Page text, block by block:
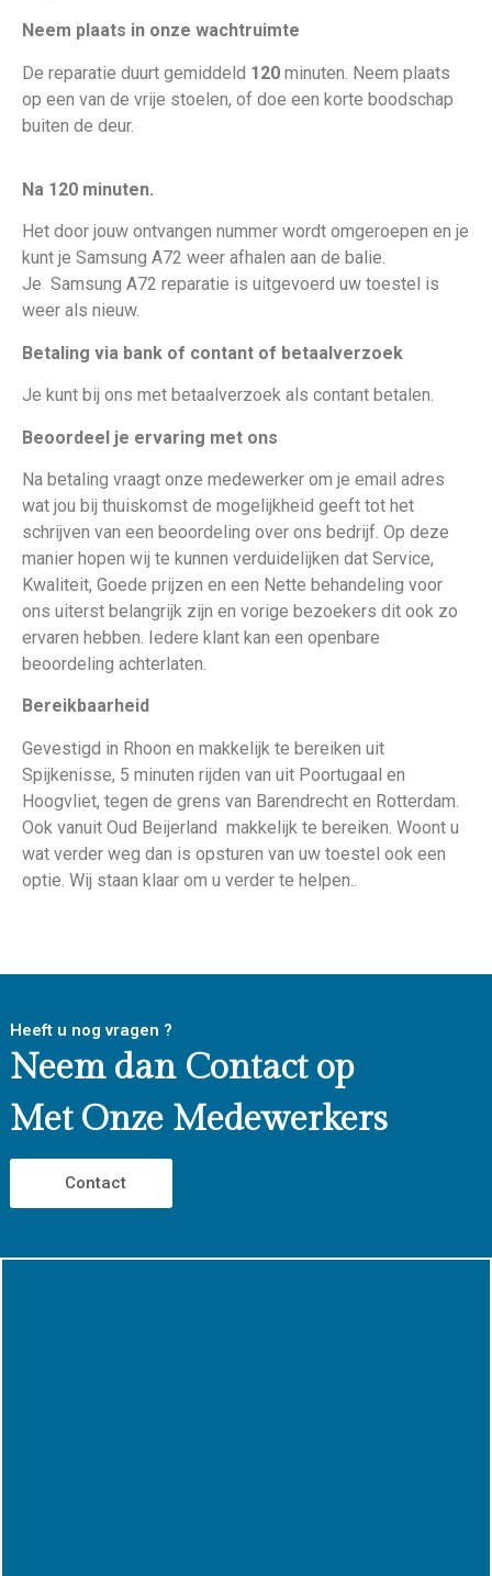
Neem plaats in onze wachtruimte
De reparatie duurt gemiddeld 120 minuten. Neem plaats
op een van de vrije stoelen, of doe een korte boodschap
buiten de deur.
Na 120 minuten.
Het door jouw ontvangen nummer wordt omgeroepen en je
kunt je Samsung A72 weer afhalen aan de balie.
Je Samsung A72 reparatie is uitgevoerd uw toestel is
weer als nieuw.
Betaling via bank of contant of betaalverzoek
Je kunt bij ons met betaalverzoek als contant betalen.
Beoordeel je ervaring met ons
Na betaling vraagt onze medewerker om je email adres
wat jou bij thuiskomst de mogelijkheid geeft tot het
schrijven van een beoordeling over ons bedrijf. Op deze
manier hopen wij te kunnen verduidelijken dat Service,
Kwaliteit, Goede prijzen en een Nette behandeling voor
ons uiterst belangrijk zijn en vorige bezoekers dit ook zo
ervaren hebben. Iedere klant kan een openbare
beoordeling achterlaten.
Bereikbaarheid
Gevestigd in Rhoon en makkelijk te bereiken uit
Spijkenisse, 5 minuten rijden van uit Poortugaal en
Hoogvliet, tegen de grens van Barendrecht en Rotterdam.
Ook vanuit Oud Beijerland makkelijk te bereiken. Woont u
wat verder weg dan is opsturen van uw toestel ook een
optie. Wij staan klaar om u verder te helpen..
Heeft u nog vragen ?
Neem dan Contact op
Met Onze Medewerkers
Contact